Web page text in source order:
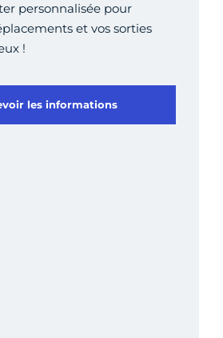
personnalisée pour
et vos sorties
!
les informations